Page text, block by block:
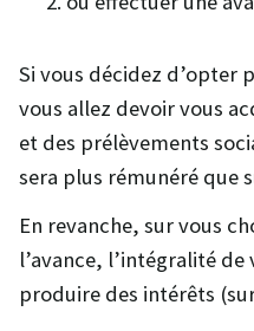
Si vous décidez d’opter
vous allez devoir vous
et des prélèvements
sera plus rémunéré que
En revanche, sur vous
l’avance, l’intégralité
produire des intérêts